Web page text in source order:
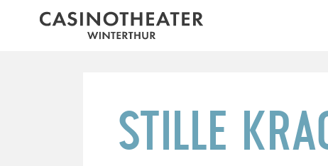
STILLE